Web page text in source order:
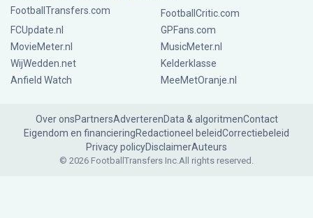
FootballTransfers.com
FootballCritic.com
FCUpdate.nl
GPFans.com
MovieMeter.nl
MusicMeter.nl
WijWedden.net
Kelderklasse
Anfield Watch
MeeMetOranje.nl
Over onsPartnersAdverterenData & algoritmenContact
Eigendom en financieringRedactioneel beleidCorrectiebeleid
Privacy policyDisclaimerAuteurs
© 2026 FootballTransfers Inc.All rights reserved.